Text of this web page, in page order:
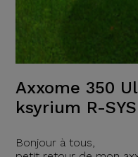
Axxome 350
ksyrium R-
Bonjour à tous,